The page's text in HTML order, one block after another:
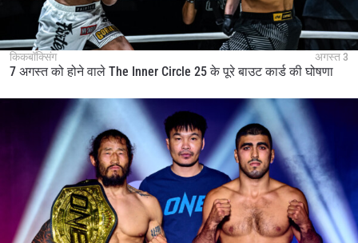
किकबॉक्सिंग अगस्त 3
7 अगस्त को होने वाले The Inner Circle 25 के पूरे बाउट कार्ड की घोषणा